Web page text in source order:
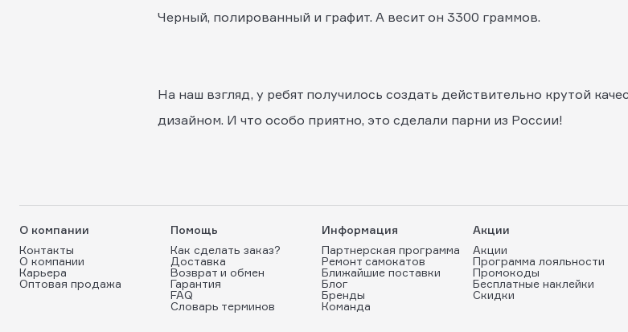
Черный, полированный и графит. А весит он 3300 граммов.
На наш взгляд, у ребят получилось создать действительно крутой
дизайном. И что особо приятно, это сделали парни из России!
О компании
Контакты
О компании
Карьера
Оптовая продажа
Помощь
Как сделать заказ?
Доставка
Возврат и обмен
Гарантия
FAQ
Словарь терминов
Информация
Партнерская программа
Ремонт самокатов
Ближайшие поставки
Блог
Бренды
Команда
Акции
Акции
Программа лояльности
Промокоды
Бесплатные наклейки
Скидки